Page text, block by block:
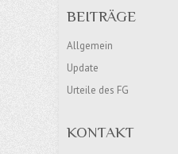
BEITRÄGE
Allgemein
Update
Urteile des FG
KONTAKT